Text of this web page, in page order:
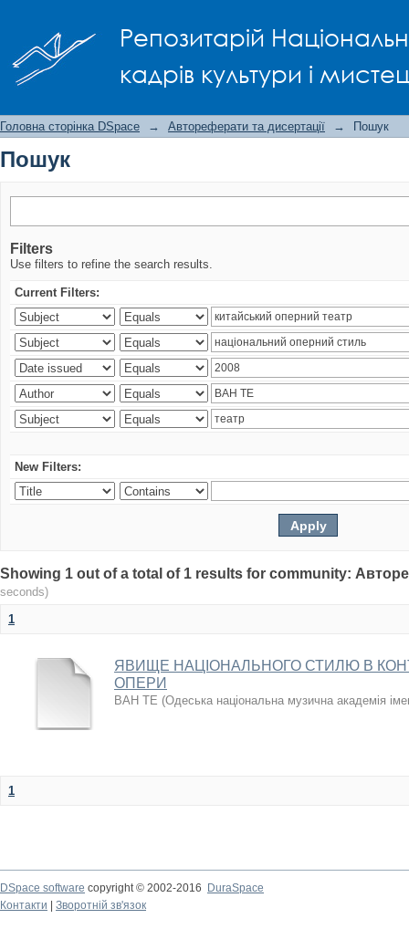
Репозитарій
кадрів культури і
Головна сторінка DSpace → Автореферати та дисертації → Пошук
Пошук
Filters
Use filters to refine the search results.
Current Filters:
New Filters:
Showing 1 out of a total of 1 results for community:
seconds)
1
ЯВИЩЕ НАЦІОНАЛЬНОГО СТИЛЮ В
ОПЕРИ
ВАН ТЕ (Одеська національна музична академія
1
DSpace software copyright © 2002-2016
DuraSpace
Контакти
Зворотній зв'язок